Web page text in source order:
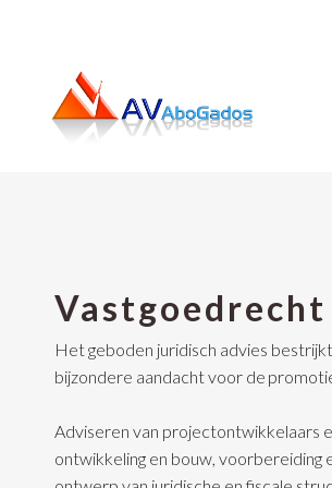
Vastgoedrecht
Het geboden juridisch advies
bijzondere aandacht voor de
Adviseren van projectontwikkelaars
ontwikkeling en bouw, voorbereiding